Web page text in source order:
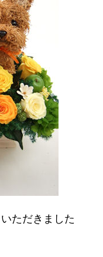
ただきました